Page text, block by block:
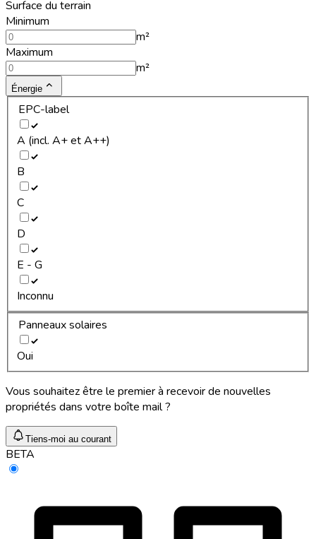
Surface du terrain
Minimum
m²
Maximum
m²
Énergie
EPC-label
A (incl. A+ et A++)
B
C
D
E - G
Inconnu
Panneaux solaires
Oui
Vous souhaitez être le premier à recevoir de nouvelles
propriétés dans votre boîte mail ?
Tiens-moi au courant
BETA